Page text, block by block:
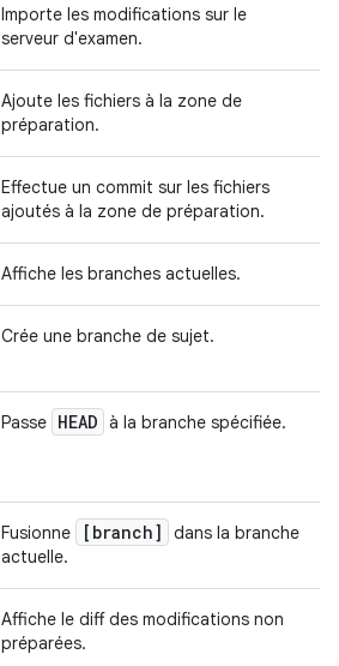
Importe les modifications sur le
serveur d'examen.
Ajoute les fichiers à la zone de
préparation.
Effectue un commit sur les fichiers
ajoutés à la zone de préparation.
Affiche les branches actuelles.
Crée une branche de sujet.
Passe HEAD à la branche spécifiée.
Fusionne [branch]
dans la branche
actuelle.
Affiche le diff des modifications non
préparées.